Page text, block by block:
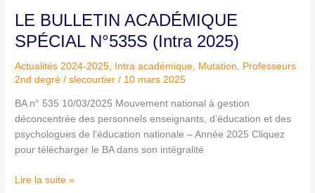
LE BULLETIN ACADÉMIQUE
SPÉCIAL N°535S (Intra 2025)
Actualités 2024-2025, Intra académique, Mutation, Professeurs
2nd degré /slecourtier/ 10 mars 2025
BA n° 535 10/03/2025 Mouvement national à gestion
déconcentrée des personnels enseignants, d’éducation et des
psychologues de l’éducation nationale – Année 2025 Cliquez
pour télécharger le BA dans son intégralité
LE
BULLETIN
ACADÉMIQUE
SPÉCIAL
N°535S
2025)
Lire la suite »